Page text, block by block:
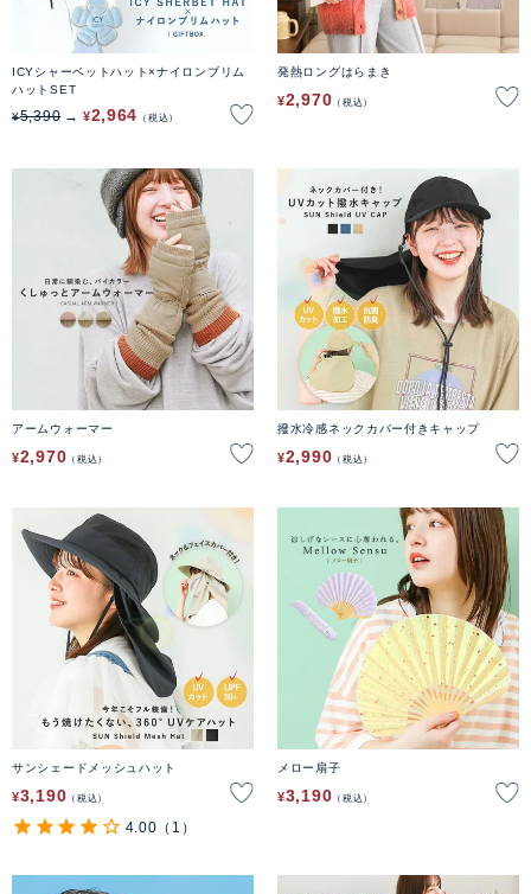
ICYシャーベットハット×ナイロンブリム
ハットSET
¥5,390 ¥2,964 税込
発熱ロングはらまき
¥2,970 税込
アームウォーマー
¥2,970 税込
撥水冷感ネックカバー付きキャップ
¥2,990 税込
サンシェードメッシュハット
¥3,190 税込
4.00 （1）
メロー扇子
¥3,190 税込